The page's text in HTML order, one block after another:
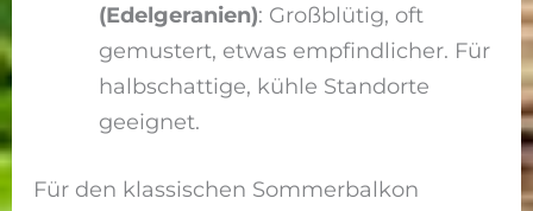
(Edelgeranien): Großblütig, oft
gemustert, etwas empfindlicher. Für
halbschattige, kühle Standorte
geeignet.
Für den klassischen Sommerbalkon